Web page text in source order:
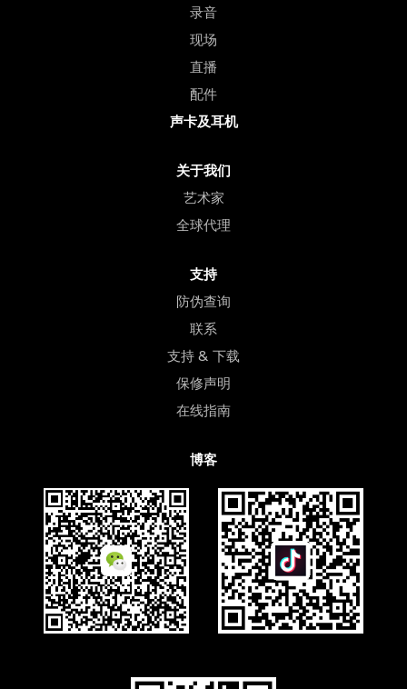
录音
现场
直播
配件
声卡及耳机
关于我们
艺术家
全球代理
支持
防伪查询
联系
支持 & 下载
保修声明
在线指南
博客